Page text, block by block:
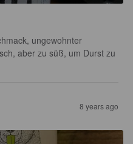
ungewohnter
aber zu süß, um Durst zu
8 years ago